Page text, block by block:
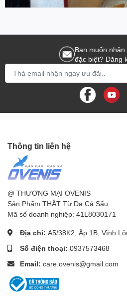
Bạn muốn
đặc biệt? Đăng
Thông tin liên hệ
@ THƯƠNG MẠI OVENIS
Sản Phẩm THẬT Từ Da Cá Sấu
Mã số doanh nghiệp: 41L8030171
Địa chỉ: A5/38K2, Ấp 1B, Vĩnh
Số điện thoại: 0937573468
Email: care.ovenis@gmail.com